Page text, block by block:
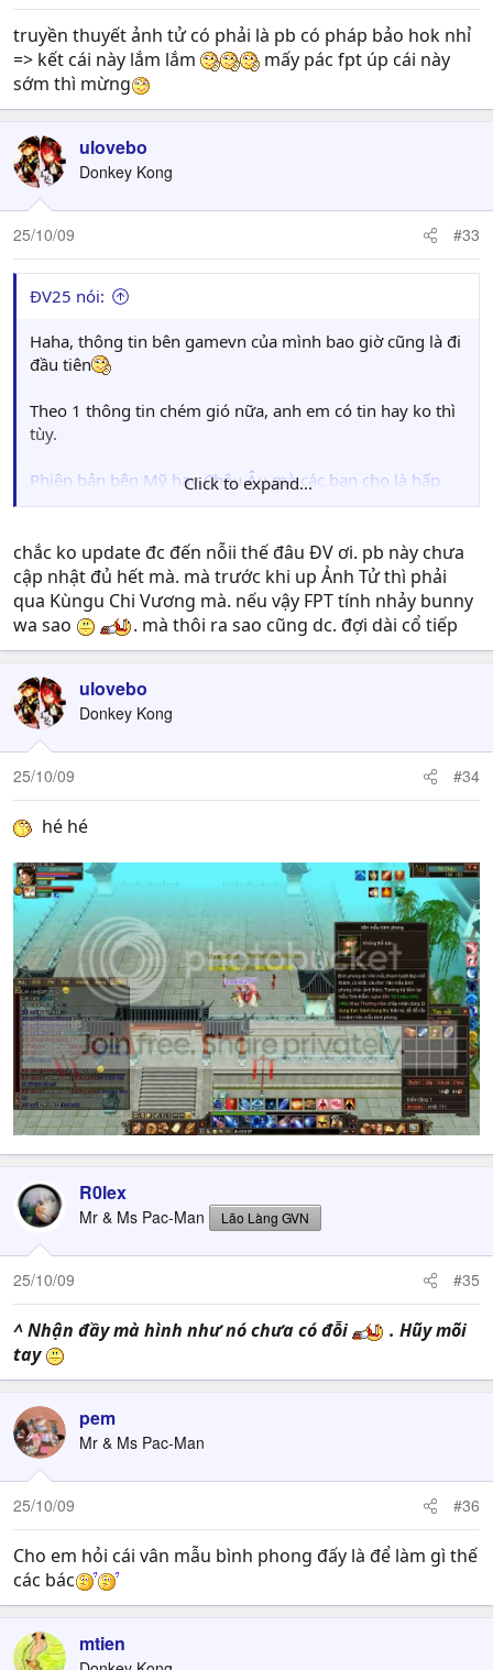
truyền thuyết ảnh tử có phải là pb có pháp bảo hok nhỉ
=> kết cái này lắm lắm
mấy pác fpt úp cái này
sớm thì mừng
ulovebo
Donkey Kong
25/10/09 #33
ĐV25 nói:
Haha, thông tin bên gamevn của mình bao giờ cũng là đi
đầu tiên
Theo 1 thông tin chém gió nữa, anh em có tin hay ko thì
tùy.
Phiên bản bên Mỹ hay Châu Âu mà các bạn cho là hấp
dẫn ư, chuyện nhỏ, Việt Nam mình sắp đón nhận
xa tới chổ nào thì mình hem biết
Tin bên lề hành lang nói cho anh em mừng
Hi vọng sắp tới sẽ ra thêm nhiều evetn ý nghĩa trong
có thêm event hấp dẫn, theo bên sohu là có cái sự kiện
dành cho thầy trò rất hấp dẫn đó. Nếu có thì mình sẽ test
và có thông báo sớm nhất đến anh em:)
Còn cái Ngọc Thố Ngọc Bội thì kiếm đc 6 cái rồi, chỉ còn 4
cái là kiếm đc con Thỏ đem tặng cho bé Iu:-*
Click to expand...
chắc ko update đc đến nỗii thế đâu ĐV ơi. pb này chưa
cập nhật đủ hết mà. mà trước khi up Ảnh Tử thì phải
qua Kùngu Chi Vương mà. nếu vậy FPT tính nhảy bunny
wa sao
. mà thôi ra sao cũng dc. đợi dài cổ tiếp
ulovebo
Donkey Kong
25/10/09 #34
hé hé
R0lex
Mr & Ms Pac-Man Lão Làng GVN
25/10/09 #35
^ Nhận đầy mà hình như nó chưa có đỗi
. Hũy mõi
tay
pem
Mr & Ms Pac-Man
25/10/09 #36
Cho em hỏi cái vân mẫu bình phong đấy là để làm gì thế
các bác
mtien